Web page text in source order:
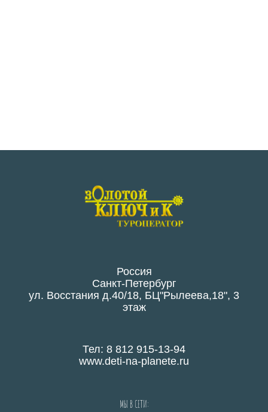
Россия
Санкт-Петербург
ул. Восстания д.40/18, БЦ"Рылеева,18", 3
этаж
Тел: 8 812 915-13-94
www.deti-na-planete.ru
МЫ В СЕТИ: